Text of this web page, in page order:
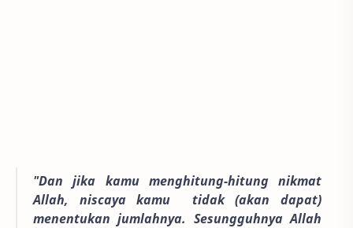
"Dan jika kamu menghitung-hitung nikmat
Allah, niscaya kamu tidak (akan dapat)
menentukan jumlahnya. Sesungguhnya Allah